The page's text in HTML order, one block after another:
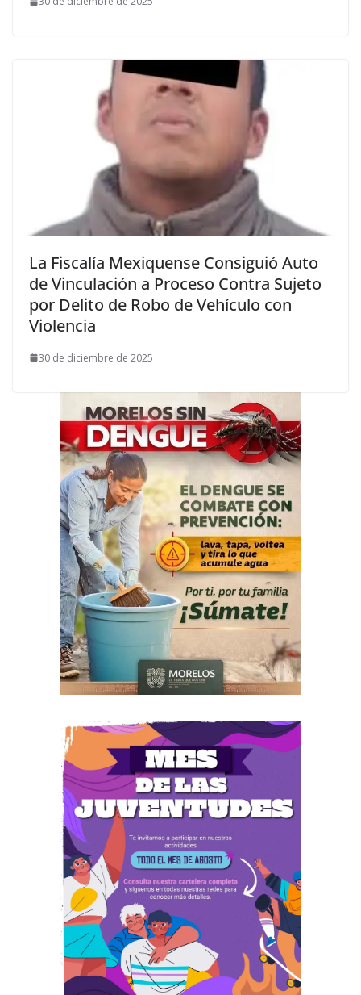
La Fiscalía Mexiquense Consiguió Auto
de Vinculación a Proceso Contra Sujeto
por Delito de Robo de Vehículo con
Violencia
30 de diciembre de 2025